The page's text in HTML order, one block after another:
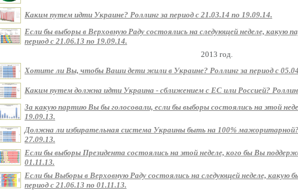
Каким путем идти Украине? Роллинг за период с 21.03.14 по 19.09.14.
Если бы выборы в Верховную Раду состоялись на следующей неделе, какую
период с 21.06.13 по 19.09.14.
2013 год.
Хотите ли Вы, чтобы Ваши дети жили в Украине? Роллинг за период с
Каким путем должна идти Украина - сближением с ЕС или Россией?
За какую партию Вы бы голосовали, если бы выборы состоялись на этой
19.09.13.
Должна ли избирательная система Украины быть на 100% мажоритарной?
27.09.13.
Если бы выборы Президента состоялись на этой неделе, кого бы Вы
01.11.13.
Если бы Выборы в Верховную Раду состоялись на следующей неделе, какую
период с 21.06.13 по 01.11.13.